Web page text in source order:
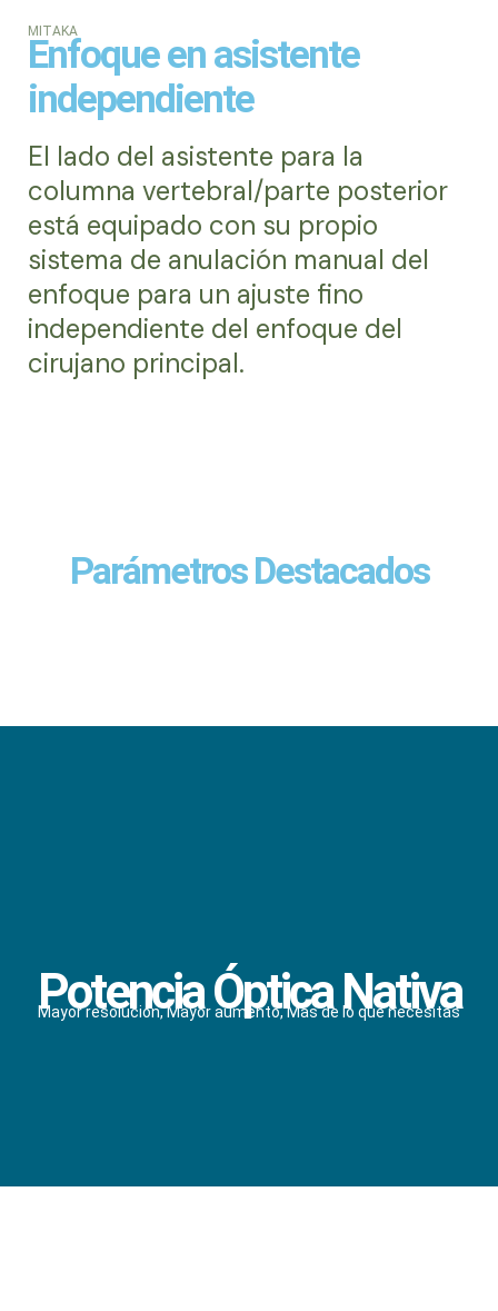
MITAKA
Enfoque en asistente
independiente
El lado del asistente para la
columna vertebral/parte posterior
está equipado con su propio
sistema de anulación manual del
enfoque para un ajuste fino
independiente del enfoque del
cirujano principal.
Parámetros Destacados
Potencia Óptica Nativa
Mayor resolución, Mayor aumento, Mas de lo que necesitas